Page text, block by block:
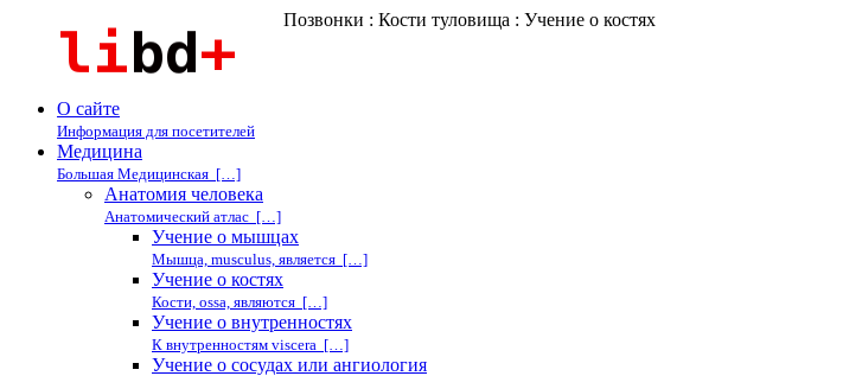
Позвонки : Кости туловища : Учение о костях
О сайте
Информация для посетителей
Медицина
Большая Медицинская […]
Анатомия человека
Анатомический атлас […]
Учение о мышцах
Мышца, musculus, является […]
Учение о костях
Кости, ossa, являются […]
Учение о внутренностях
К внутренностям viscera […]
Учение о сосудах или ангиология